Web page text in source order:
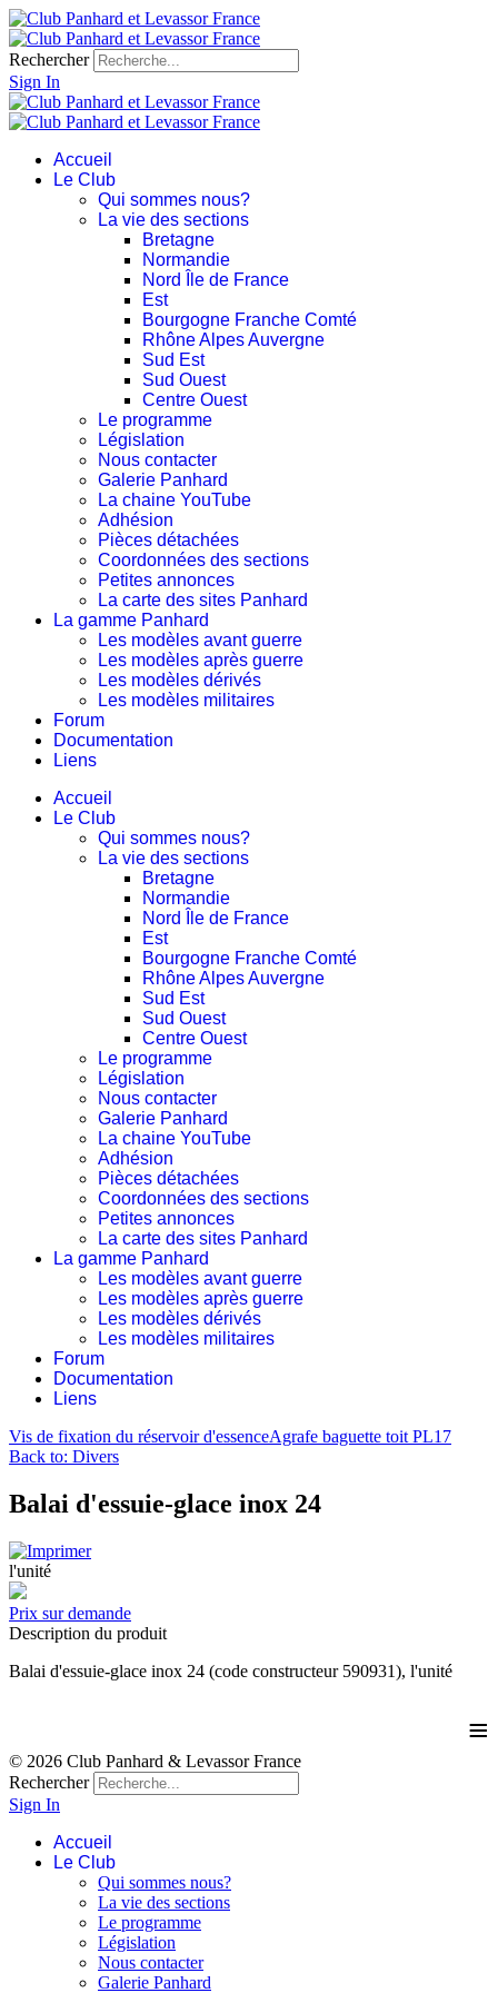
Rechercher
Sign In
Accueil
Le Club
Qui sommes nous?
La vie des sections
Bretagne
Normandie
Nord Île de France
Est
Bourgogne Franche Comté
Rhône Alpes Auvergne
Sud Est
Sud Ouest
Centre Ouest
Le programme
Législation
Nous contacter
Galerie Panhard
La chaine YouTube
Adhésion
Pièces détachées
Coordonnées des sections
Petites annonces
La carte des sites Panhard
La gamme Panhard
Les modèles avant guerre
Les modèles après guerre
Les modèles dérivés
Les modèles militaires
Forum
Documentation
Liens
Accueil
Le Club
Qui sommes nous?
La vie des sections
Bretagne
Normandie
Nord Île de France
Est
Bourgogne Franche Comté
Rhône Alpes Auvergne
Sud Est
Sud Ouest
Centre Ouest
Le programme
Législation
Nous contacter
Galerie Panhard
La chaine YouTube
Adhésion
Pièces détachées
Coordonnées des sections
Petites annonces
La carte des sites Panhard
La gamme Panhard
Les modèles avant guerre
Les modèles après guerre
Les modèles dérivés
Les modèles militaires
Forum
Documentation
Liens
Vis de fixation du réservoir d'essenceAgrafe baguette toit PL17
Back to: Divers
Balai d'essuie-glace inox 24
l'unité
Prix sur demande
Description du produit
Balai d'essuie-glace inox 24 (code constructeur 590931), l'unité
≡
© 2026 Club Panhard & Levassor France
Rechercher
Sign In
Accueil
Le Club
Qui sommes nous?
La vie des sections
Le programme
Législation
Nous contacter
Galerie Panhard